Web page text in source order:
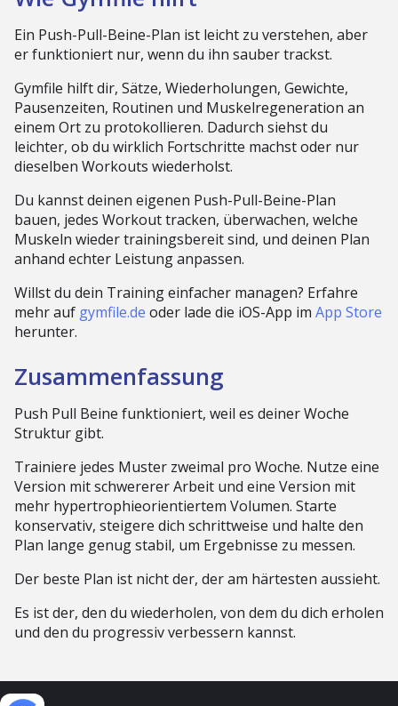
Ein Push-Pull-Beine-Plan ist leicht zu verstehen, aber
er funktioniert nur, wenn du ihn sauber trackst.
Gymfile hilft dir, Sätze, Wiederholungen, Gewichte,
Pausenzeiten, Routinen und Muskelregeneration an
einem Ort zu protokollieren. Dadurch siehst du
leichter, ob du wirklich Fortschritte machst oder nur
dieselben Workouts wiederholst.
Du kannst deinen eigenen Push-Pull-Beine-Plan
bauen, jedes Workout tracken, überwachen, welche
Muskeln wieder trainingsbereit sind, und deinen Plan
anhand echter Leistung anpassen.
Willst du dein Training einfacher managen? Erfahre
mehr auf gymfile.de oder lade die iOS-App im App Store
herunter.
Zusammenfassung
Push Pull Beine funktioniert, weil es deiner Woche
Struktur gibt.
Trainiere jedes Muster zweimal pro Woche. Nutze eine
Version mit schwererer Arbeit und eine Version mit
mehr hypertrophieorientiertem Volumen. Starte
konservativ, steigere dich schrittweise und halte den
Plan lange genug stabil, um Ergebnisse zu messen.
Der beste Plan ist nicht der, der am härtesten aussieht.
Es ist der, den du wiederholen, von dem du dich erholen
und den du progressiv verbessern kannst.